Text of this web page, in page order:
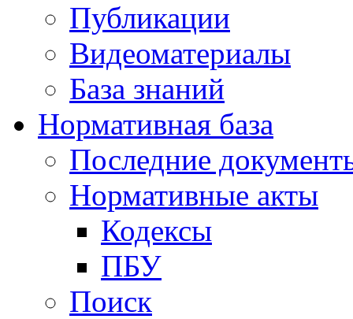
Публикации
Видеоматериалы
База знаний
Нормативная база
Последние
Нормативные акты
Кодексы
ПБУ
Поиск